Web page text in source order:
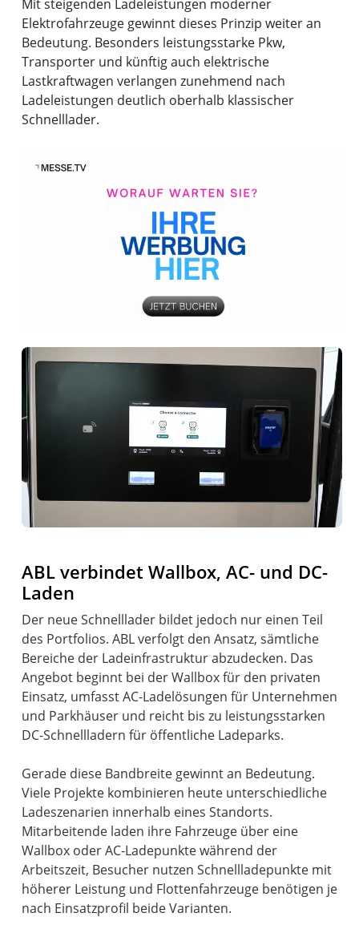
Mit steigenden Ladeleistungen moderner
Elektrofahrzeuge gewinnt dieses Prinzip weiter an
Bedeutung. Besonders leistungsstarke Pkw,
Transporter und künftig auch elektrische
Lastkraftwagen verlangen zunehmend nach
Ladeleistungen deutlich oberhalb klassischer
Schnelllader.
ABL verbindet Wallbox, AC- und DC-
Laden
Der neue Schnelllader bildet jedoch nur einen Teil
des Portfolios. ABL verfolgt den Ansatz, sämtliche
Bereiche der Ladeinfrastruktur abzudecken. Das
Angebot beginnt bei der Wallbox für den privaten
Einsatz, umfasst AC-Ladelösungen für Unternehmen
und Parkhäuser und reicht bis zu leistungsstarken
DC-Schnellladern für öffentliche Ladeparks.
Gerade diese Bandbreite gewinnt an Bedeutung.
Viele Projekte kombinieren heute unterschiedliche
Ladeszenarien innerhalb eines Standorts.
Mitarbeitende laden ihre Fahrzeuge über eine
Wallbox oder AC-Ladepunkte während der
Arbeitszeit, Besucher nutzen Schnellladepunkte mit
höherer Leistung und Flottenfahrzeuge benötigen je
nach Einsatzprofil beide Varianten.